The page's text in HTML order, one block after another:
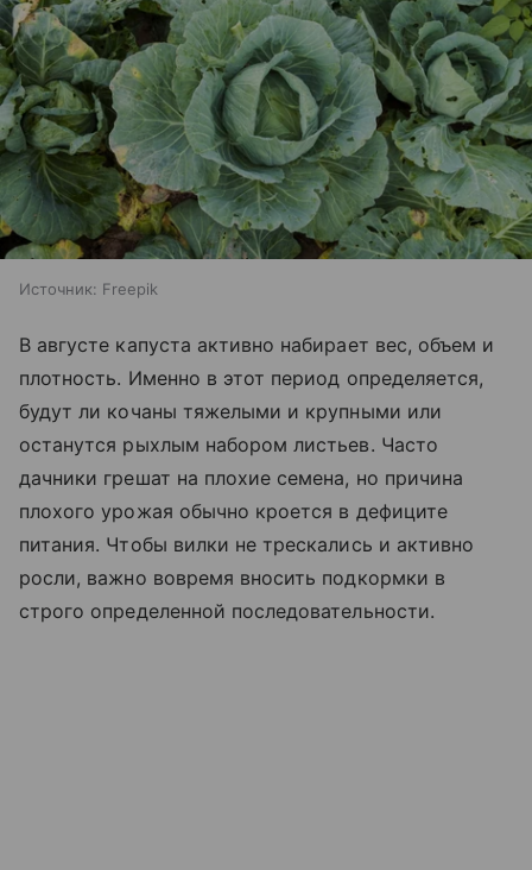
Источник: Freepik
В августе капуста активно набирает вес, объем и
плотность. Именно в этот период определяется,
будут ли кочаны тяжелыми и крупными или
останутся рыхлым набором листьев. Часто
дачники грешат на плохие семена, но причина
плохого урожая обычно кроется в дефиците
питания. Чтобы вилки не трескались и активно
росли, важно вовремя вносить подкормки в
строго определенной последовательности.